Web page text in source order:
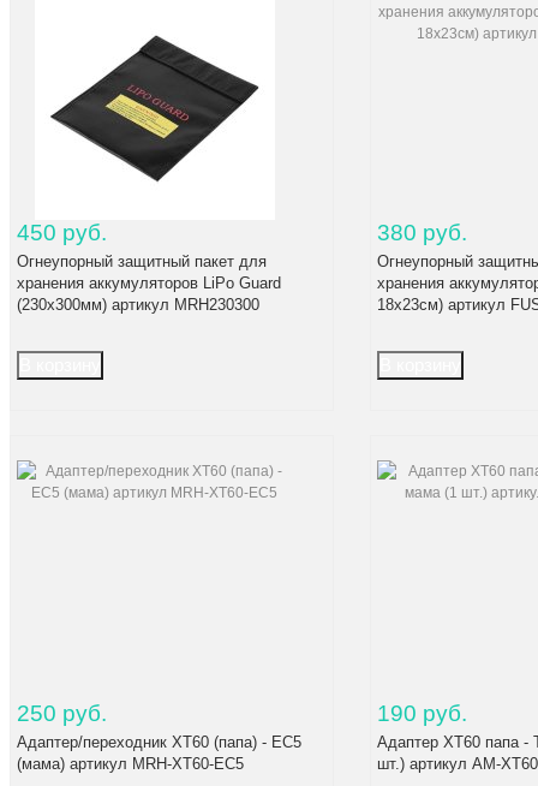
450 руб.
Огнеупорный защитный пакет для
хранения аккумуляторов LiPo Guard
(230x300мм) артикул MRH230300
380 руб.
Огнеупорный
хранения
18x23см) артикул
250 руб.
Адаптер/переходник XT60 (папа) - EC5
(мама) артикул MRH-XT60-EC5
190 руб.
Адаптер XT60 папа -
шт.) артикул AM-